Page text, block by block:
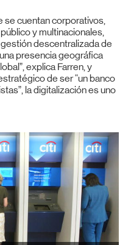
se cuentan corporativos,
y multinacionales,
descentralizada de
presencia geográfica
explica Farren, y
de ser “un banco
la digitalización es uno